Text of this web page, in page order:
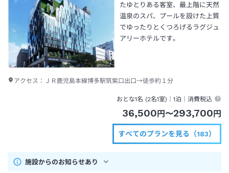
たゆとりある客室、最上階に天然
温泉のスパ、プールを設けた上質
でゆったりとくつろげるラグジュ
アリーホテルです。
アクセス： ＪＲ鹿児島本線博多駅筑紫口出口→徒歩約１分
おとな1名 (2名1室)｜1泊 ｜消費税込
36,500 円 〜293,700 円
すべてのプランを見る（183）
施設からのお知らせあり